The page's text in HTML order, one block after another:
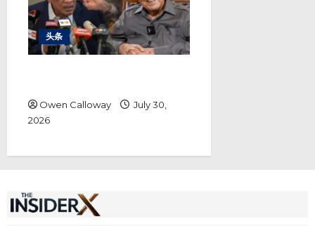
头条
Owen Calloway
July 30,
2026